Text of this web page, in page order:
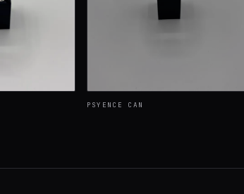
PSYENCE CAN